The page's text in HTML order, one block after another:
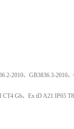
2010、GB3836.3-2010、
Gb、Ex tD A21 IP65